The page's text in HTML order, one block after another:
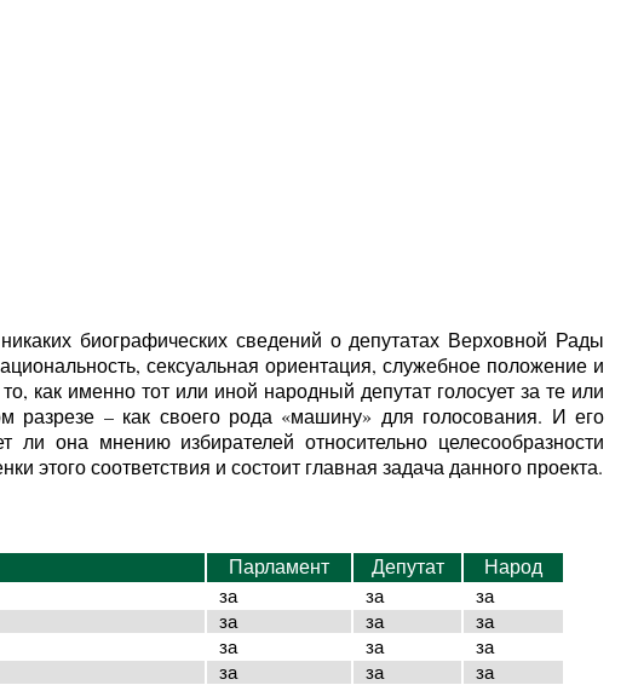
биографических сведений о депутатах Верховной Рады
сексуальная ориентация, служебное положение и
как именно тот или иной народный депутат голосует за те или
– как своего рода «машину» для голосования. И его
ли она мнению избирателей относительно целесообразности
этого соответствия и состоит главная задача данного проекта.
Парламент Депутат
Народ
за за
за
за за
за
за за
за
за за
за